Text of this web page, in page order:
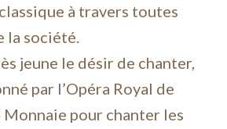
à travers toutes
la société.
jeune le désir de chanter,
par l’Opéra Royal de
Monnaie pour chanter les